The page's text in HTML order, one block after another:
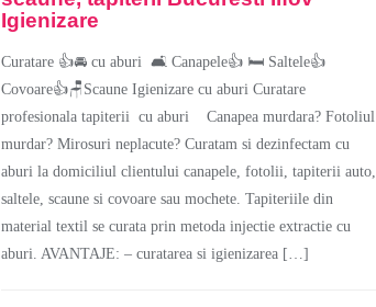
Igienizare
Curatare 👍🚘 cu aburi 🛋 Canapele👍 🛏 Saltele👍
Covoare👍🪑Scaune Igienizare cu aburi Curatare
profesionala tapiterii cu aburi Canapea murdara? Fotoliul
murdar? Mirosuri neplacute? Curatam si dezinfectam cu
aburi la domiciliul clientului canapele, fotolii, tapiterii auto,
saltele, scaune si covoare sau mochete. Tapiteriile din
material textil se curata prin metoda injectie extractie cu
aburi. AVANTAJE: – curatarea si igienizarea […]